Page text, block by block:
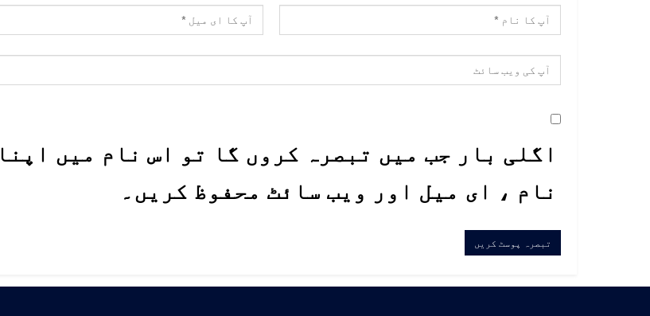
اگلی بار جب میں تبصرہ کروں گا تو اس نام میں اپنا
نام ، ای میل اور ویب سائٹ محفوظ کریں۔